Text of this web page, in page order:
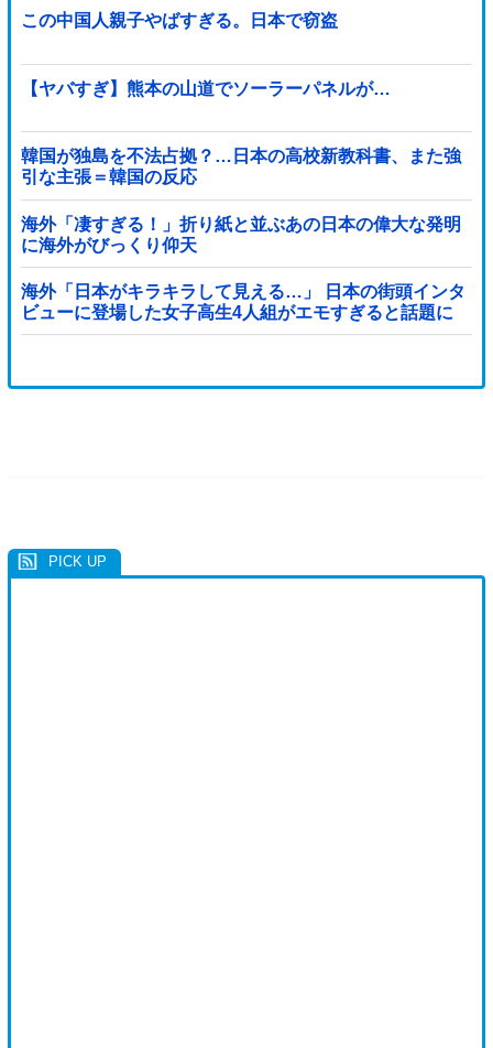
この中国人親子やばすぎる。日本で窃盗
【ヤバすぎ】熊本の山道でソーラーパネルが…
韓国が独島を不法占拠？…日本の高校新教科書、また強
引な主張＝韓国の反応
海外「凄すぎる！」折り紙と並ぶあの日本の偉大な発明
に海外がびっくり仰天
海外「日本がキラキラして見える…」 日本の街頭インタ
ビューに登場した女子高生4人組がエモすぎると話題に